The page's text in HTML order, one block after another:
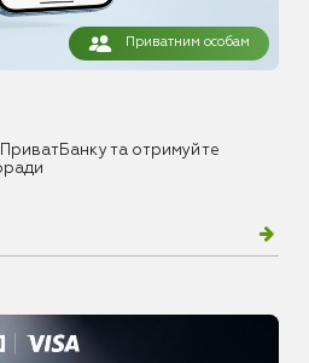
Приватним особам
та отримуйте